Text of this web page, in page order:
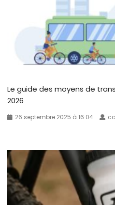
Le guide des moyens de
2026
26 septembre 2025 à 16:04